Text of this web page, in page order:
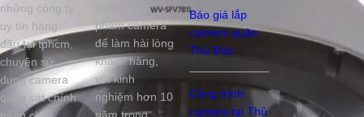
những công ty
uy tín hàng
đầu tại tphcm,
chuyên sử
dụng camera
quan sát chính
phẩm camera
để làm hài lòng
khách hàng,
với kinh
nghiệm hơn 10
Báo giá lắp
camera quận
Thủ Đức
Công trình
camera tại Thủ